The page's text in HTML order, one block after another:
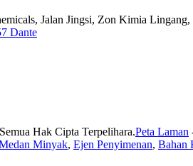
Jalan Jingsi, Zon Kimia
Dante
Hak Cipta Terpelihara.Peta Laman
Minyak, Ejen Penyimenan, Bahan